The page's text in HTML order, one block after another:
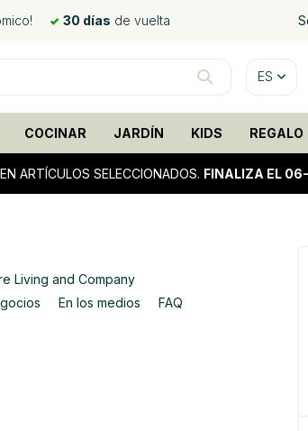
30 días de vuelta
ES
COCINAR JARDÍN KIDS REGALO
EN ARTÍCULOS SELECCIONADOS. FINALIZA EL
Living and Company
En los medios FAQ